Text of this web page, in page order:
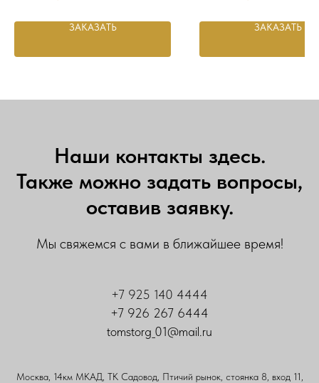
ЗАКАЗАТЬ ЗАКАЗАТЬ
Наши контакты здесь.
Также можно задать вопросы,
оставив заявку.
Мы свяжемся с вами в ближайшее время!
+7 925 140 4444
+7 926 267 6444
tomstorg_01@mail.ru
Москва, 14км МКАД, ТК Садовод, Птичий рынок, стоянка 8, вход 11,